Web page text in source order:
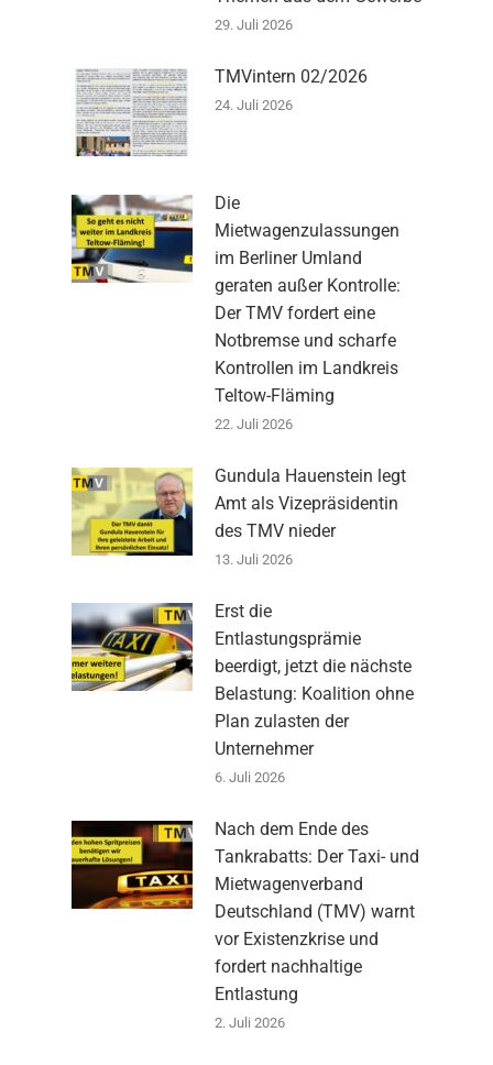
29. Juli 2026
TMVintern 02/2026
24. Juli 2026
Die
Mietwagenzulassungen
im Berliner Umland
geraten außer Kontrolle:
Der TMV fordert eine
Notbremse und scharfe
Kontrollen im Landkreis
Teltow-Fläming
22. Juli 2026
Gundula Hauenstein legt
Amt als Vizepräsidentin
des TMV nieder
13. Juli 2026
Erst die
Entlastungsprämie
beerdigt, jetzt die nächste
Belastung: Koalition ohne
Plan zulasten der
Unternehmer
6. Juli 2026
Nach dem Ende des
Tankrabatts: Der Taxi- und
Mietwagenverband
Deutschland (TMV) warnt
vor Existenzkrise und
fordert nachhaltige
Entlastung
2. Juli 2026